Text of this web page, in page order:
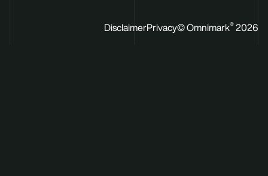
DisclaimerPrivacy© Omnimark®2026